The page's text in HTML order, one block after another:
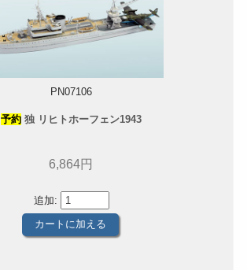
PN07106
予約独 リヒトホーフェン1943
6,864円
追加: